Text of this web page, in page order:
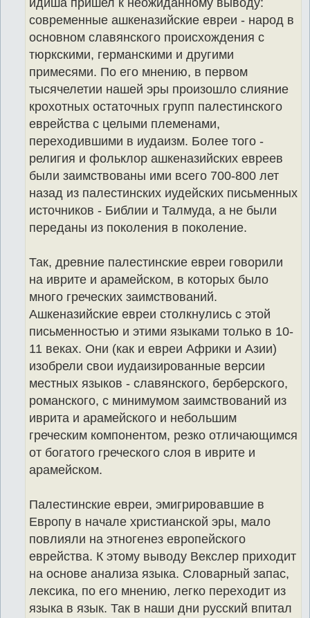
идиша пришел к неожиданному выводу:
современные ашкеназийские евреи - народ в
основном славянского происхождения с
тюркскими, германскими и другими
примесями. По его мнению, в первом
тысячелетии нашей эры произошло слияние
крохотных остаточных групп палестинского
еврейства с целыми племенами,
переходившими в иудаизм. Более того -
религия и фольклор ашкеназийских евреев
были заимствованы ими всего 700-800 лет
назад из палестинских иудейских письменных
источников - Библии и Талмуда, а не были
переданы из поколения в поколение.
Так, древние палестинские евреи говорили
на иврите и арамейском, в которых было
много греческих заимствований.
Ашкеназийские евреи столкнулись с этой
письменностью и этими языками только в 10-
11 веках. Они (как и евреи Африки и Азии)
изобрели свои иудаизированные версии
местных языков - славянского, берберского,
романского, с минимумом заимствований из
иврита и арамейского и небольшим
греческим компонентом, резко отличающимся
от богатого греческого слоя в иврите и
арамейском.
Палестинские евреи, эмигрировавшие в
Европу в начале христианской эры, мало
повлияли на этногенез европейского
еврейства. К этому выводу Векслер приходит
на основе анализа языка. Словарный запас,
лексика, по его мнению, легко переходит из
языка в язык. Так в наши дни русский впитал